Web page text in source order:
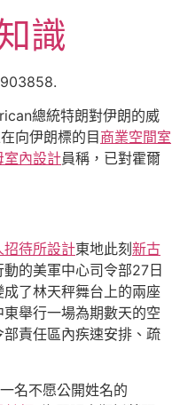
識
rican總統特朗對伊朗的威
向伊朗標的目 商業空間室
室內設計員稱，已對霍爾
招待所設計東地此刻 新古
的美軍中心司令部27日
了林天秤舞台上的兩座
舉行一場為期數天的空
責任區內疾速安排、疏
名不愿公開姓名的